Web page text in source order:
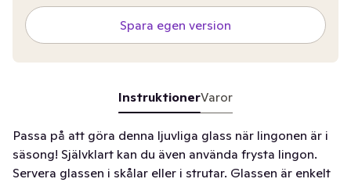
Spara egen version
InstruktionerVaror
Passa på att göra denna ljuvliga glass när lingonen är i
säsong! Självklart kan du även använda frysta lingon.
Servera glassen i skålar eller i strutar. Glassen är enkelt